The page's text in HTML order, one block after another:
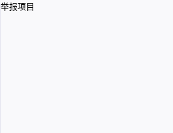
举报项目